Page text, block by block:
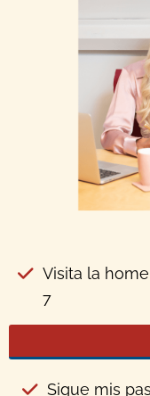
Visita la
7
Sigue mis